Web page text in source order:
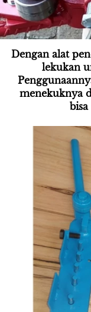
Dengan alat
lekukan
menekuknya